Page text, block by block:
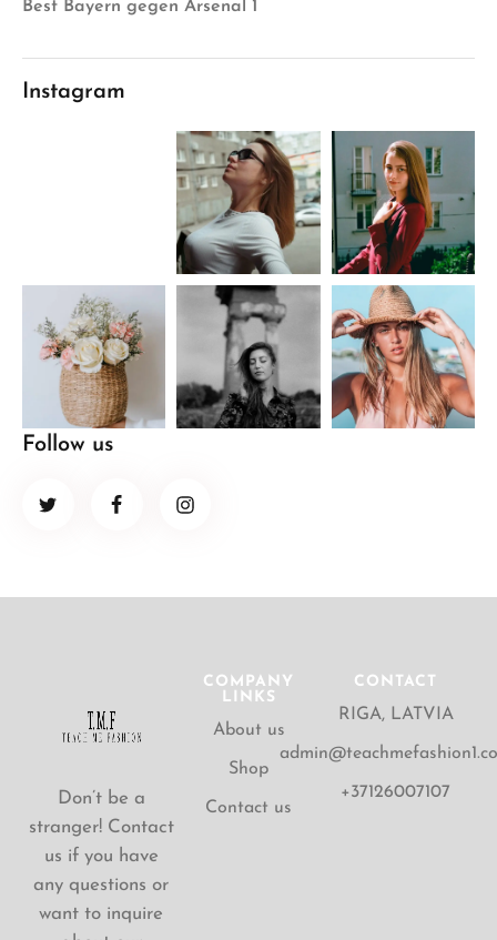
Best Bayern gegen Arsenal 1
Instagram
Follow us
Don’t be a
stranger! Contact
us if you have
any questions or
want to inquire
COMPANY
LINKS
About us
Shop
Contact us
CONTACT
RIGA, LATVIA
+37126007107